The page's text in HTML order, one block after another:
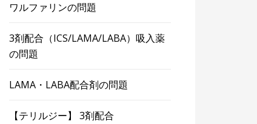
ワルファリンの問題
3剤配合（ICS/LAMA/LABA）吸入薬
の問題
LAMA・LABA配合剤の問題
【テリルジー】 3剤配合